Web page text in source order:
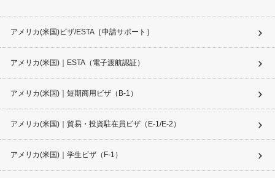
アメリカ(米国)ビザ/ESTA［申請サポート］
アメリカ(米国)｜ESTA（電子渡航認証）
アメリカ(米国)｜短期商用ビザ（B-1）
アメリカ(米国)｜貿易・投資駐在員ビザ（E-1/E-2）
アメリカ(米国)｜学生ビザ（F-1）